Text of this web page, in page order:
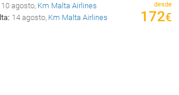
10 agosto, Km Malta Airlines
: 14 agosto, Km Malta Airlines
desde
172€